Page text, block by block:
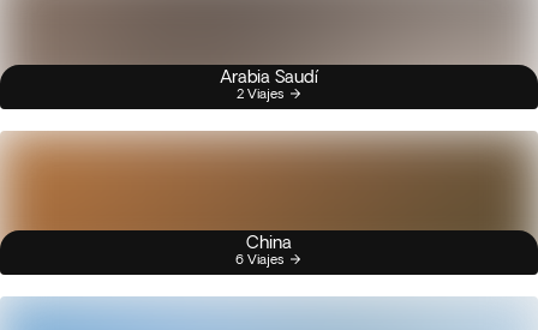
Arabia Saudí
2 Viajes
China
6 Viajes